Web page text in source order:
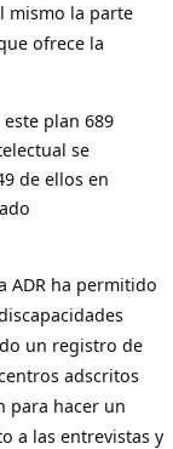
mismo la parte
ofrece la
plan 689
se
de ellos en
ADR ha permitido
un registro de
adscritos
para hacer un
a las entrevistas y